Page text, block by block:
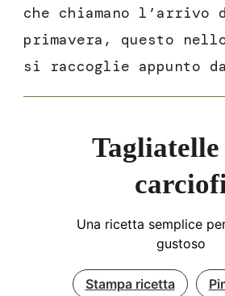
che chiamano l’arrivo
primavera, questo
si raccoglie appunto
Tagliatelle
Una ricetta semplice
gustoso
Stampa ricetta